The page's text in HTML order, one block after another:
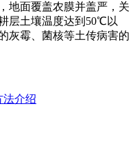
地面覆盖农膜并盖严，关
层土壤温度达到50℃以
灰霉、菌核等土传病害的
法介绍